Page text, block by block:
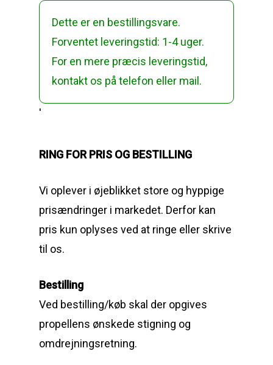
Dette er en bestillingsvare.
Forventet leveringstid: 1-4 uger.
For en mere præcis leveringstid,
kontakt os på telefon eller mail.
'
RING FOR PRIS OG BESTILLING
Vi oplever i øjeblikket store og hyppige
prisændringer i markedet. Derfor kan
pris kun oplyses ved at ringe eller skrive
til os.
Bestilling
Ved bestilling/køb skal der opgives
propellens ønskede stigning og
omdrejningsretning.